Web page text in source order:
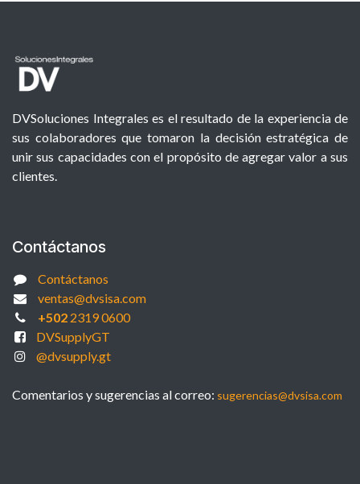
DVSoluciones Integrales es el resultado de la experiencia de
sus colaboradores que tomaron la decisión estratégica de
unir sus capacidades con el propósito de agregar valor a sus
clientes.
Contáctanos
Contáctanos
ventas@dvsisa.com
+5022319 0600
DVSupplyGT
@dvsupply.gt
Comentarios y sugerencias al correo: sugerencias@dvsisa.com